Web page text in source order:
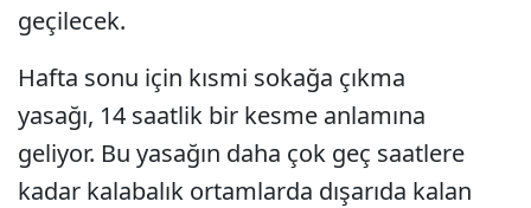
geçilecek.
Hafta sonu için kısmi sokağa çıkma
yasağı, 14 saatlik bir kesme anlamına
geliyor. Bu yasağın daha çok geç saatlere
kadar kalabalık ortamlarda dışarıda kalan